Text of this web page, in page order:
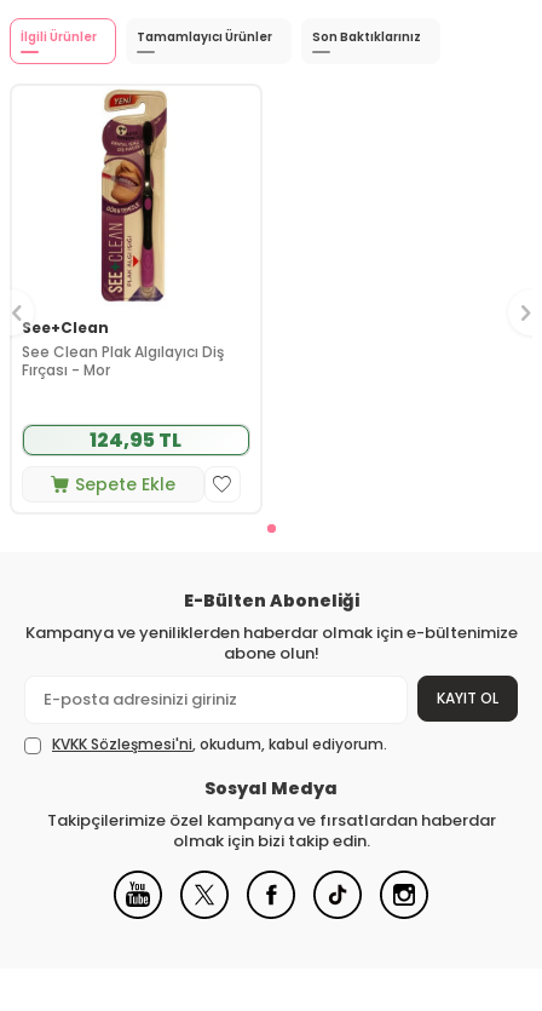
İlgili Ürünler Tamamlayıcı Ürünler Son Baktıklarınız
See+Clean
See Clean Plak Algılayıcı Diş
Fırçası - Mor
124,95 TL
Sepete Ekle
E-Bülten Aboneliği
Kampanya ve yeniliklerden haberdar olmak için e-bültenimize
abone olun!
KAYIT OL
KVKK Sözleşmesi'ni, okudum, kabul ediyorum.
Sosyal Medya
Takipçilerimize özel kampanya ve fırsatlardan haberdar
olmak için bizi takip edin.